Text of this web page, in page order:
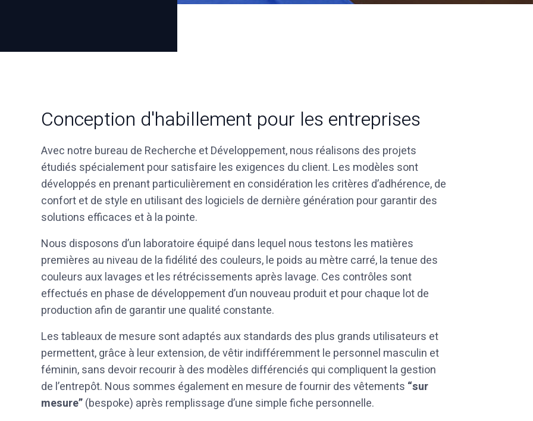
Conception d'habillement pour les entreprises
Avec notre bureau de Recherche et Développement, nous réalisons des projets
étudiés spécialement pour satisfaire les exigences du client. Les modèles sont
développés en prenant particulièrement en considération les critères d’adhérence, de
confort et de style en utilisant des logiciels de dernière génération pour garantir des
solutions efficaces et à la pointe.
Nous disposons d’un laboratoire équipé dans lequel nous testons les matières
premières au niveau de la fidélité des couleurs, le poids au mètre carré, la tenue des
couleurs aux lavages et les rétrécissements après lavage. Ces contrôles sont
effectués en phase de développement d’un nouveau produit et pour chaque lot de
production afin de garantir une qualité constante.
Les tableaux de mesure sont adaptés aux standards des plus grands utilisateurs et
permettent, grâce à leur extension, de vêtir indifféremment le personnel masculin et
féminin, sans devoir recourir à des modèles différenciés qui compliquent la gestion
de l’entrepôt. Nous sommes également en mesure de fournir des vêtements “sur
mesure”(bespoke) après remplissage d’une simple fiche personnelle.